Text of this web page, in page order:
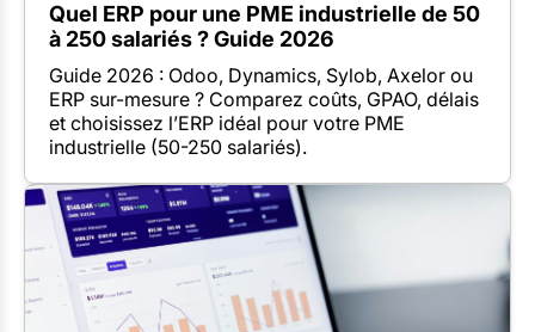
Quel ERP pour une PME industrielle de 50
à 250 salariés ? Guide 2026
Guide 2026 : Odoo, Dynamics, Sylob, Axelor ou
ERP sur-mesure ? Comparez coûts, GPAO, délais
et choisissez l’ERP idéal pour votre PME
industrielle (50-250 salariés).